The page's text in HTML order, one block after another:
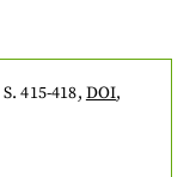
415-418, DOI,